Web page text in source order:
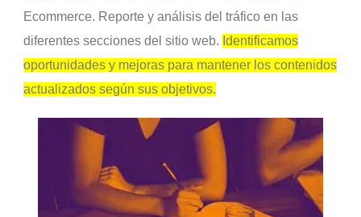
Ecommerce. Reporte y análisis del tráfico en las
diferentes secciones del sitio web. Identificamos
oportunidades y mejoras para mantener los contenidos
actualizados según sus objetivos.